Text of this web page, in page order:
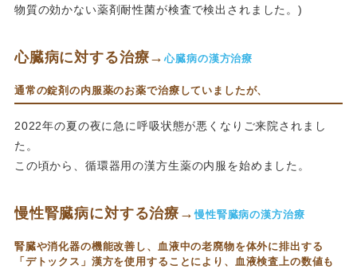
物質の効かない薬剤耐性菌が検査で検出されました。)
心臓病に対する治療→心臓病の漢方治療
通常の錠剤の内服薬のお薬で治療していましたが、
2022年の夏の夜に急に呼吸状態が悪くなりご来院されまし
た。
この頃から、循環器用の漢方生薬の内服を始めました。
慢性腎臓病に対する治療→慢性腎臓病の漢方治療
腎臓や消化器の機能改善し、血液中の老廃物を体外に排出する
「デトックス」漢方を使用することにより、血液検査上の数値も